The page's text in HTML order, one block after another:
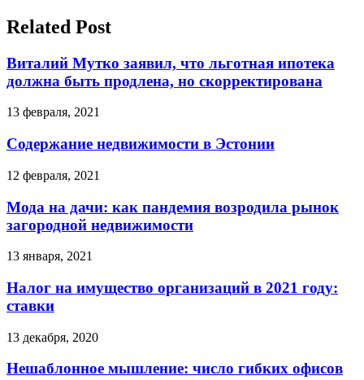
Related Post
Виталий Мутко заявил, что льготная ипотека
должна быть продлена, но скорректирована
13 февраля, 2021
Содержание недвижимости в Эстонии
12 февраля, 2021
Мода на дачи: как пандемия возродила рынок
загородной недвижимости
13 января, 2021
Налог на имущество организаций в 2021 году:
ставки
13 декабря, 2020
Нешаблонное мышление: число гибких офисов